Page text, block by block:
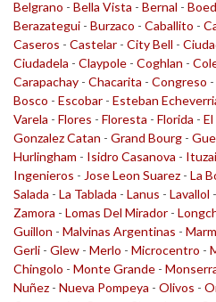
Belgrano - Bella Vista - Bernal -
Berazategui - Burzaco - Caballito -
Caseros - Castelar - City Bell -
Ciudadela - Claypole - Coghlan -
Carapachay - Chacarita - Congreso -
Bosco - Escobar - Esteban
Varela - Flores - Floresta - Florida -
Gonzalez Catan - Grand Bourg -
Hurlingham - Isidro Casanova -
Ingenieros - Jose Leon Suarez - La
Salada - La Tablada - Lanus - Lavallol -
Zamora - Lomas Del Mirador -
Guillon - Malvinas Argentinas -
Gerli - Glew - Merlo - Microcentro -
Chingolo - Monte Grande -
Nuñez - Nueva Pompeya - Olivos -